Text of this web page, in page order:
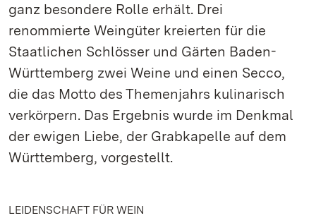
ganz besondere Rolle erhält. Drei
renommierte Weingüter kreierten für die
Staatlichen Schlösser und Gärten Baden-
Württemberg zwei Weine und einen Secco,
die das Motto des Themenjahrs kulinarisch
verkörpern. Das Ergebnis wurde im Denkmal
der ewigen Liebe, der Grabkapelle auf dem
Württemberg, vorgestellt.
LEIDENSCHAFT FÜR WEIN